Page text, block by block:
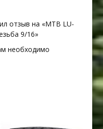
отзыв на «MTB LU-
9/16»
необходимо